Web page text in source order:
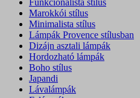
Funkcionalista stílus
Marokkói stílus
Minimalista stílus
Lámpák Provence stílusban
Dizájn asztali lámpák
Hordozható lámpák
Boho stílus
Japandi
Lávalámpák